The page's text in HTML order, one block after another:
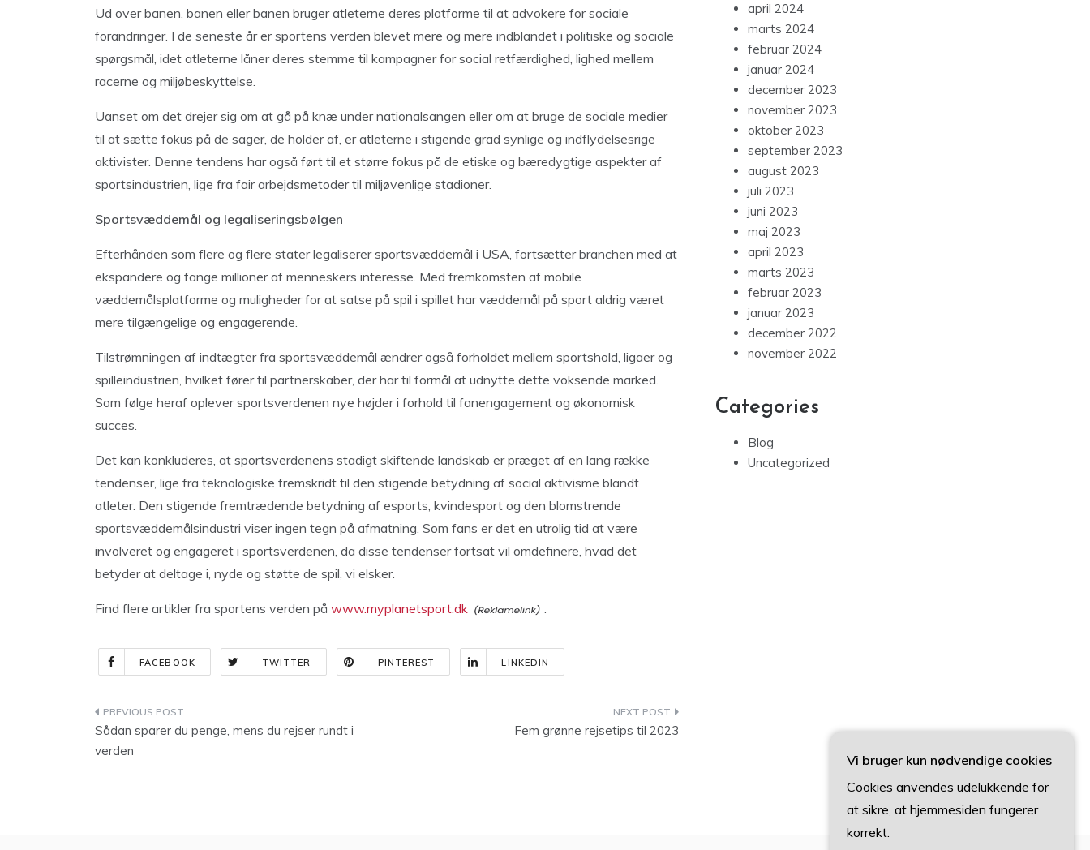
Ud over banen, banen eller banen bruger atleterne deres platforme til at advokere for sociale
forandringer. I de seneste år er sportens verden blevet mere og mere indblandet i politiske og sociale
spørgsmål, idet atleterne låner deres stemme til kampagner for social retfærdighed, lighed mellem
racerne og miljøbeskyttelse.
Uanset om det drejer sig om at gå på knæ under nationalsangen eller om at bruge de sociale medier
til at sætte fokus på de sager, de holder af, er atleterne i stigende grad synlige og indflydelsesrige
aktivister. Denne tendens har også ført til et større fokus på de etiske og bæredygtige aspekter af
sportsindustrien, lige fra fair arbejdsmetoder til miljøvenlige stadioner.
Sportsvæddemål og legaliseringsbølgen
Efterhånden som flere og flere stater legaliserer sportsvæddemål i USA, fortsætter branchen med at
ekspandere og fange millioner af menneskers interesse. Med fremkomsten af mobile
væddemålsplatforme og muligheder for at satse på spil i spillet har væddemål på sport aldrig været
mere tilgængelige og engagerende.
Tilstrømningen af indtægter fra sportsvæddemål ændrer også forholdet mellem sportshold, ligaer og
spilleindustrien, hvilket fører til partnerskaber, der har til formål at udnytte dette voksende marked.
Som følge heraf oplever sportsverdenen nye højder i forhold til fanengagement og økonomisk
succes.
Det kan konkluderes, at sportsverdenens stadigt skiftende landskab er præget af en lang række
tendenser, lige fra teknologiske fremskridt til den stigende betydning af social aktivisme blandt
atleter. Den stigende fremtrædende betydning af esports, kvindesport og den blomstrende
sportsvæddemålsindustri viser ingen tegn på afmatning. Som fans er det en utrolig tid at være
involveret og engageret i sportsverdenen, da disse tendenser fortsat vil omdefinere, hvad det
betyder at deltage i, nyde og støtte de spil, vi elsker.
Find flere artikler fra sportens verden på www.myplanetsport.dk .
FACEBOOK TWITTER PINTEREST LINKEDIN
Indlægsnavigation
Sådan sparer du penge, mens du rejser rundt i
verden
Fem grønne rejsetips til 2023
april 2024
marts 2024
februar 2024
januar 2024
december 2023
november 2023
oktober 2023
september 2023
august 2023
juli 2023
juni 2023
maj 2023
april 2023
marts 2023
februar 2023
januar 2023
december 2022
november 2022
Categories
Blog
Uncategorized
Vi bruger kun nødvendige cookies
Cookies anvendes udelukkende for
at sikre, at hjemmesiden fungerer
korrekt.